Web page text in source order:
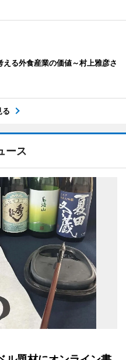
える外食産業の価値～村上雅彦さ
る
ース